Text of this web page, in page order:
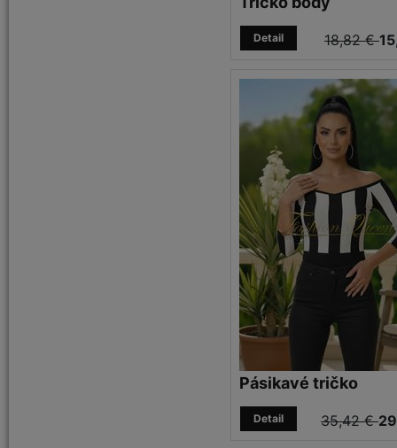
18,82 €
Detail
Pásikavé tričko
35,42 €
Detail